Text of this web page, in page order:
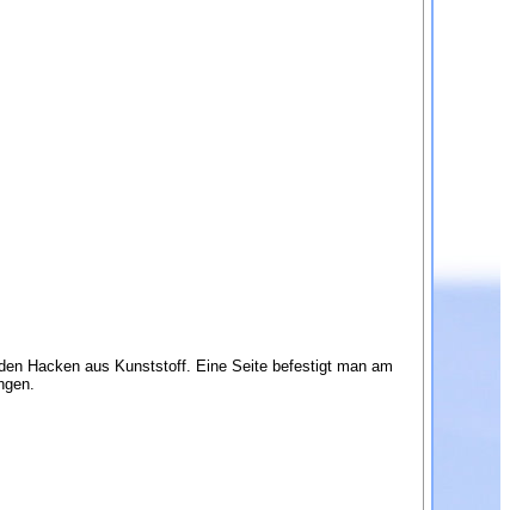
Hacken aus Kunststoff. Eine Seite befestigt man am